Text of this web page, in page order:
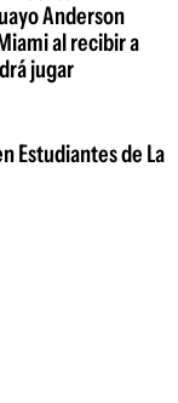
Anderson
al recibir a
jugar
Estudiantes de La